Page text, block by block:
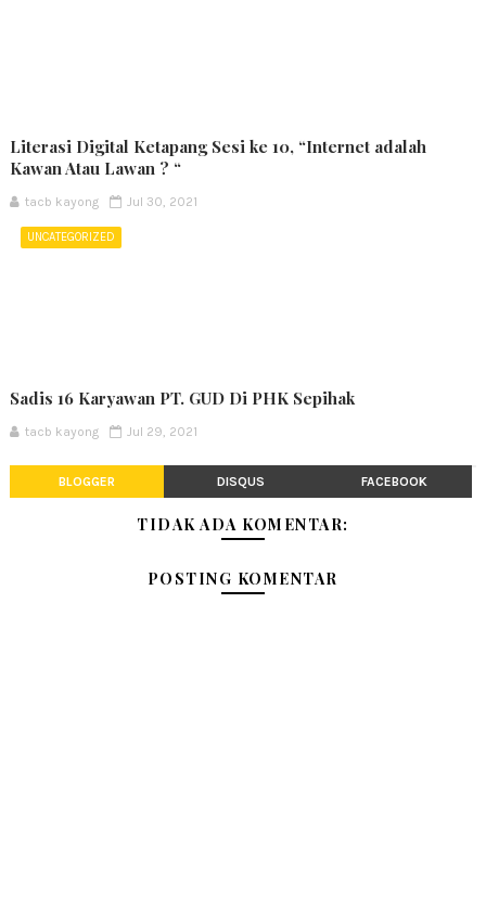
Literasi Digital Ketapang Sesi ke 10, “Internet adalah
Kawan Atau Lawan ? “
tacb kayong Jul 30, 2021
UNCATEGORIZED
Sadis 16 Karyawan PT. GUD Di PHK Sepihak
tacb kayong Jul 29, 2021
BLOGGER DISQUS FACEBOOK
TIDAK ADA KOMENTAR:
POSTING KOMENTAR